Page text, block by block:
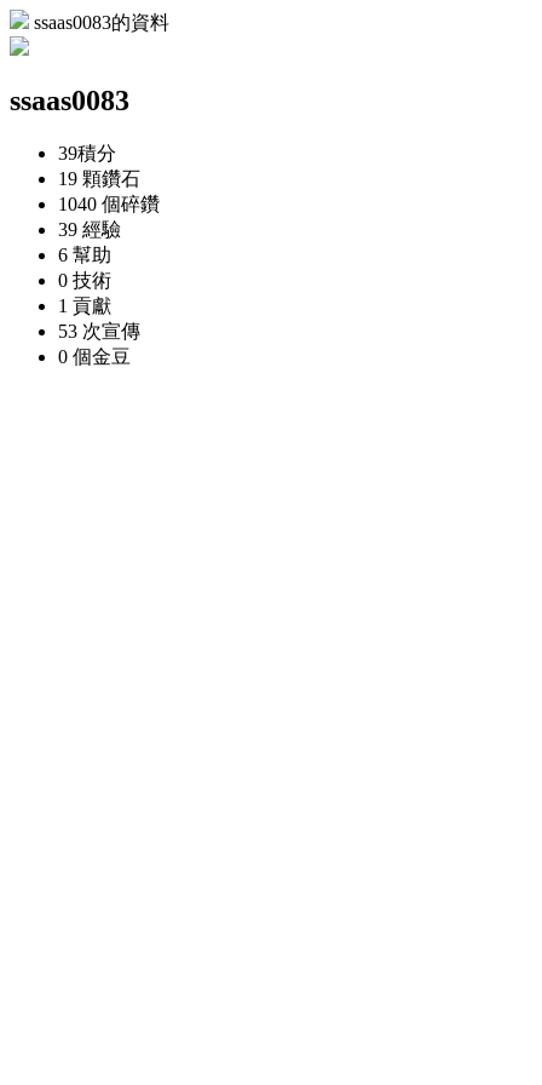
ssaas0083的資料
ssaas0083
39積分
19 顆鑽石
1040 個碎鑽
39 經驗
6 幫助
0 技術
1 貢獻
53 次宣傳
0 個金豆